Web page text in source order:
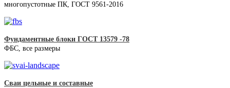
многопустотные ПК, ГОСТ 9561-2016
Фундаментные блоки ГОСТ 13579 -78
ФБС, все размеры
Сваи цельные и составные